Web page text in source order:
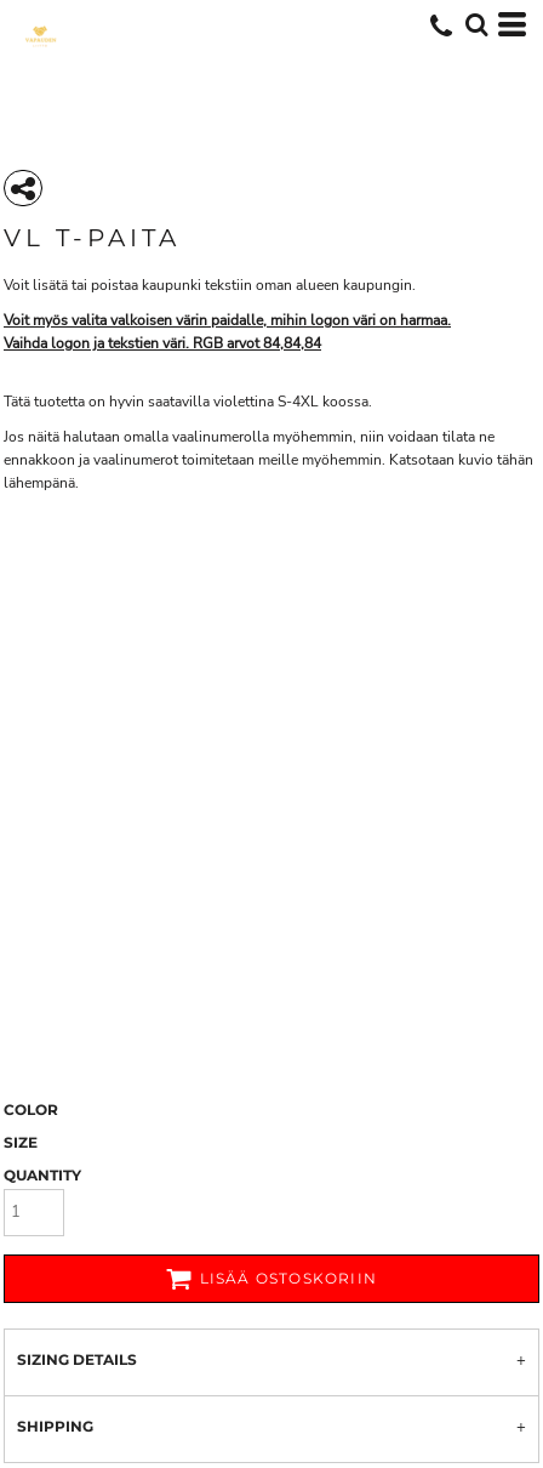
VL T-PAITA
Voit lisätä tai poistaa kaupunki tekstiin oman alueen kaupungin.
Voit myös valita valkoisen värin paidalle, mihin logon väri on harmaa.
Vaihda logon ja tekstien väri. RGB arvot 84,84,84
Tätä tuotetta on hyvin saatavilla violettina S-4XL koossa.
Jos näitä halutaan omalla vaalinumerolla myöhemmin, niin voidaan tilata ne
ennakkoon ja vaalinumerot toimitetaan meille myöhemmin. Katsotaan kuvio tähän
lähempänä.
COLOR
SIZE
QUANTITY
LISÄÄ OSTOSKORIIN
SIZING DETAILS
SHIPPING